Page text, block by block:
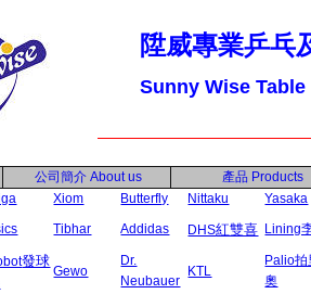
陞威專業乒乓
Sunny Wise
公司簡介 About us 產品 Products
Xiom Butterfly Nittaku
Yasaka
Tibhar Addidas DHS紅雙喜 Lining
發球
Gewo
Dr.
Neubauer
KTL
Palio拍
奧